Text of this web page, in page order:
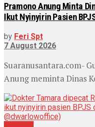
Pramono Anung Minta
Ikut Nyinyirin Pasien
by Feri Spt
7 August 2026
Suaranusantara.com-
Anung meminta Dinas